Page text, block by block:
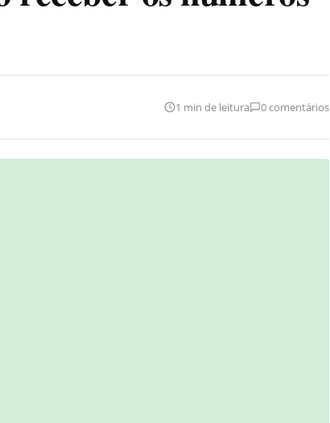
1 min de leitura 0 comentários